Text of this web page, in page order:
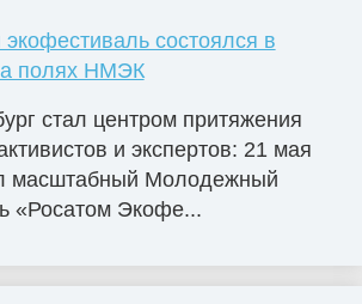
состоялся в
полях НМЭК
стал центром притяжения
и экспертов: 21 мая
масштабный Молодежный
«Росатом Экофе...